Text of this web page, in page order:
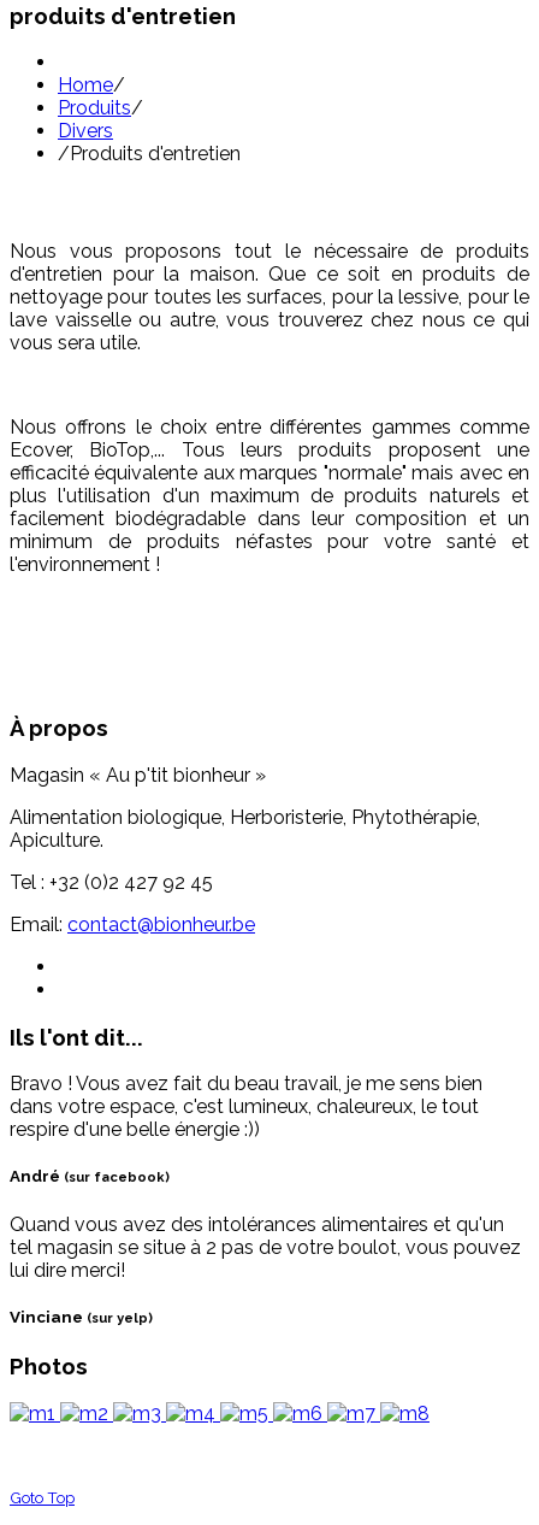
produits d'entretien
Home/
Produits/
Divers
/ Produits d'entretien
Nous vous proposons tout le nécessaire de produits
d'entretien pour la maison. Que ce soit en produits de
nettoyage pour toutes les surfaces, pour la lessive, pour le
lave vaisselle ou autre, vous trouverez chez nous ce qui
vous sera utile.
Nous offrons le choix entre différentes gammes comme
Ecover, BioTop,... Tous leurs produits proposent une
efficacité équivalente aux marques "normale" mais avec en
plus l'utilisation d'un maximum de produits naturels et
facilement biodégradable dans leur composition et un
minimum de produits néfastes pour votre santé et
l'environnement !
À propos
Magasin « Au p'tit bionheur »
Alimentation biologique, Herboristerie, Phytothérapie,
Apiculture.
Tel : +32 (0)2 427 92 45
Email: contact@bionheur.be
Ils l'ont dit...
Bravo ! Vous avez fait du beau travail, je me sens bien
dans votre espace, c'est lumineux, chaleureux, le tout
respire d'une belle énergie :))
André (sur facebook)
Quand vous avez des intolérances alimentaires et qu'un
tel magasin se situe à 2 pas de votre boulot, vous pouvez
lui dire merci!
Vinciane (sur yelp)
Photos
Goto Top